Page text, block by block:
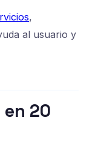
,
al usuario y
20